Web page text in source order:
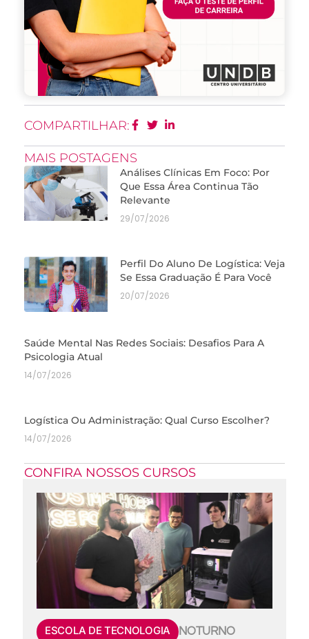
COMPARTILHAR:
MAIS POSTAGENS
Análises Clínicas Em Foco: Por
Que Essa Área Continua Tão
Relevante
29/07/2026
Perfil Do Aluno De Logística: Veja
Se Essa Graduação É Para Você
20/07/2026
Saúde Mental Nas Redes Sociais: Desafios Para A
Psicologia Atual
14/07/2026
Logística Ou Administração: Qual Curso Escolher?
14/07/2026
CONFIRA NOSSOS CURSOS
ESCOLA DE TECNOLOGIA NOTURNO